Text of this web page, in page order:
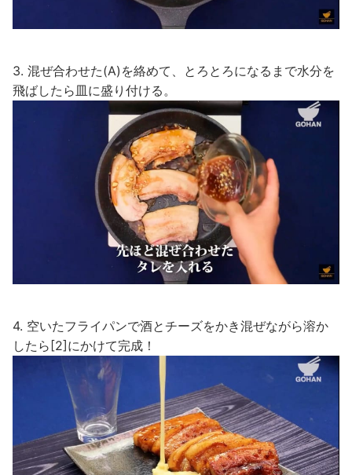
3. 混ぜ合わせた(A)を絡めて、とろとろになるまで水分を
飛ばしたら皿に盛り付ける。
4. 空いたフライパンで酒とチーズをかき混ぜながら溶か
したら[2]にかけて完成！